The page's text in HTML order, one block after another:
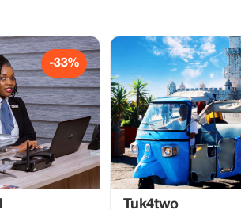
-33%
Tuk4two